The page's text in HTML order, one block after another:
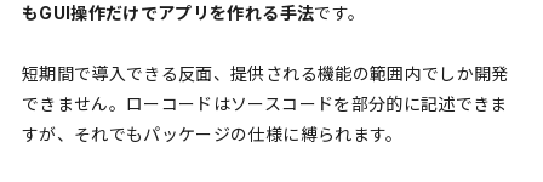
もGUI操作だけでアプリを作れる手法です。
短期間で導入できる反面、提供される機能の範囲内でしか開発
できません。ローコードはソースコードを部分的に記述できま
すが、それでもパッケージの仕様に縛られます。